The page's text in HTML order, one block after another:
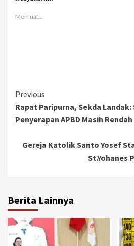
Memuat...
Continue
Reading
Previous
Rapat Paripurna, Sekda Landak:
Penyerapan APBD Masih Rendah
Gereja Katolik Santo Yosef
St.Yohanes
Berita Lainnya